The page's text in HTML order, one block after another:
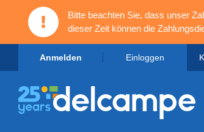
Bitte beachten Sie, dass unser
dieser Zeit können die
Anmelden Einloggen